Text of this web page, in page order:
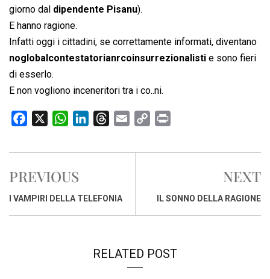
giorno dal dipendente Pisanu).
E hanno ragione.
Infatti oggi i cittadini, se correttamente informati, diventano
noglobalcontestatorianrcoinsurrezionalisti e sono fieri
di esserlo.
E non vogliono inceneritori tra i co..ni.
c
b
o
W
a
s
A
n
d
r
d
a
p
i
PREVIOUS
I VAMPIRI DELLA TELEFONIA
NEXT
IL SONNO DELLA RAGIONE
RELATED POST